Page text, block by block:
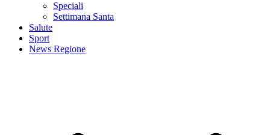
Speciali
Settimana Santa
Salute
Sport
News Regione